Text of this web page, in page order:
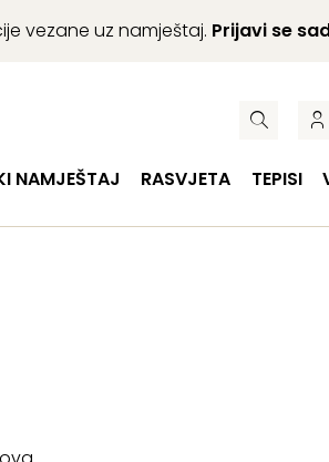
vezane uz namještaj. Prijavi se
NAMJEŠTAJ RASVJETA TEPISI